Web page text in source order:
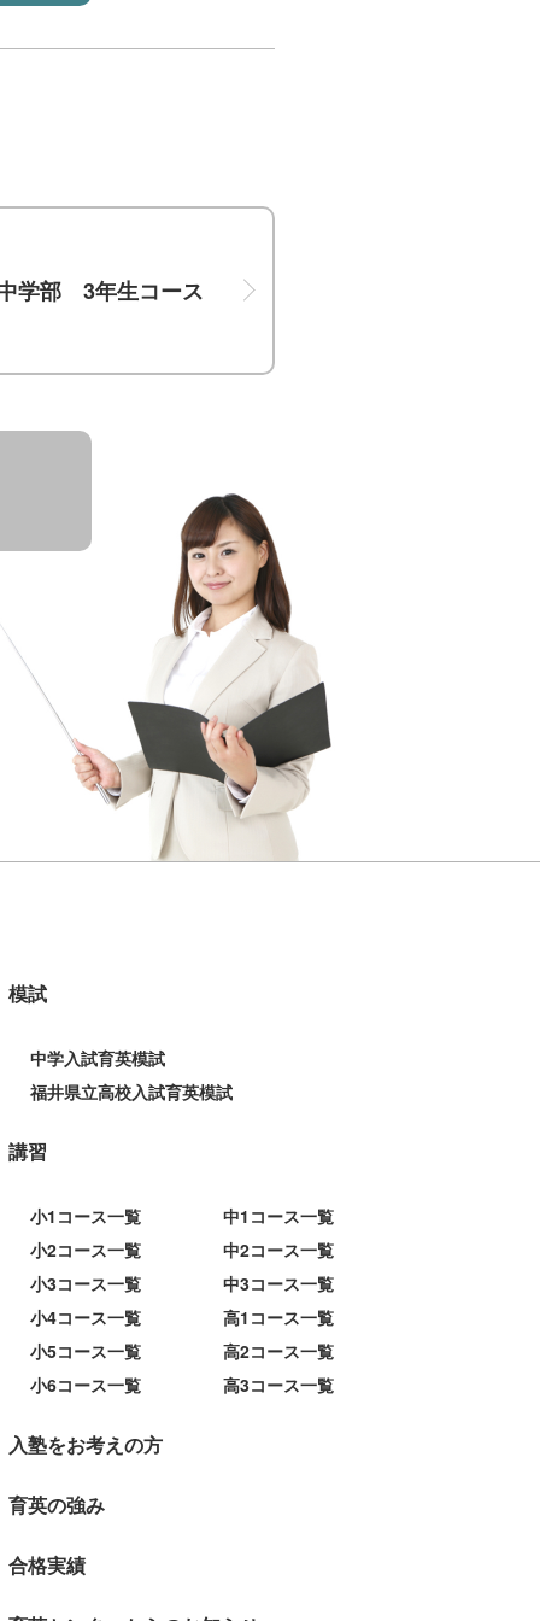
学部 3年生コース
模試
中学入試育英模試
福井県立高校入試育英模試
講習
小1コース一覧
小2コース一覧
小3コース一覧
小4コース一覧
小5コース一覧
小6コース一覧
中1コース一覧
中2コース一覧
中3コース一覧
高1コース一覧
高2コース一覧
高3コース一覧
入塾をお考えの方
育英の強み
合格実績